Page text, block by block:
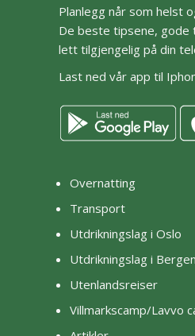
Planlegg når som helst
De beste tipsene, gode
lett tilgjengelig på din
Last ned vår app til
Overnatting
Transport
Utdrikningslag i Oslo
Utdrikningslag i Bergen
Utenlandsreiser
Villmarkscamp/Lavvo